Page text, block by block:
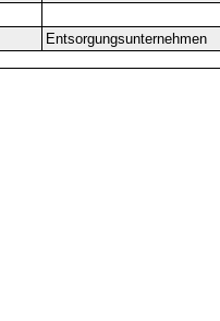
Entsorgungsunternehmen